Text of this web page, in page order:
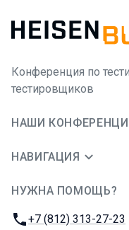
Конференция по
тестировщиков
НАШИ
НАВИГАЦИЯ
НУЖНА ПОМОЩЬ?
Телефон:
+7 (812) 313-27-23